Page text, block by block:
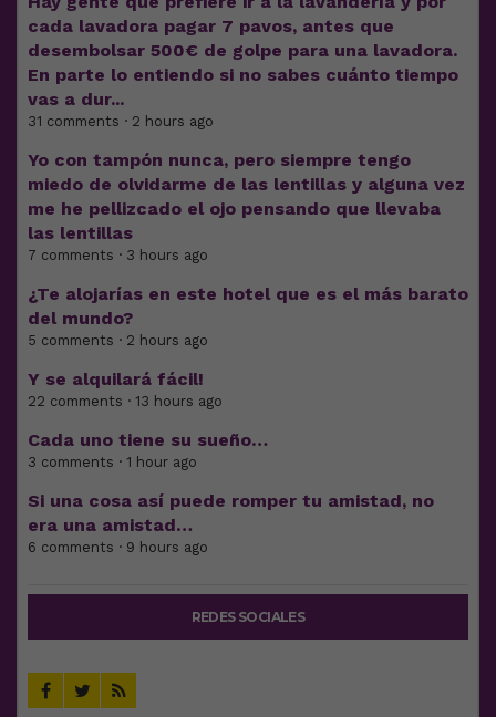
cada lavadora pagar 7 pavos, antes que
desembolsar 500€ de golpe para una lavadora.
En parte lo entiendo si no sabes cuánto tiempo
vas a dur...
31 comments · 2 hours ago
Yo con tampón nunca, pero siempre tengo
miedo de olvidarme de las lentillas y alguna vez
me he pellizcado el ojo pensando que llevaba
las lentillas
7 comments · 3 hours ago
¿Te alojarías en este hotel que es el más barato
del mundo?
5 comments · 2 hours ago
Y se alquilará fácil!
22 comments · 13 hours ago
Cada uno tiene su sueño…
3 comments · 1 hour ago
Si una cosa así puede romper tu amistad, no
era una amistad…
6 comments · 9 hours ago
REDES SOCIALES